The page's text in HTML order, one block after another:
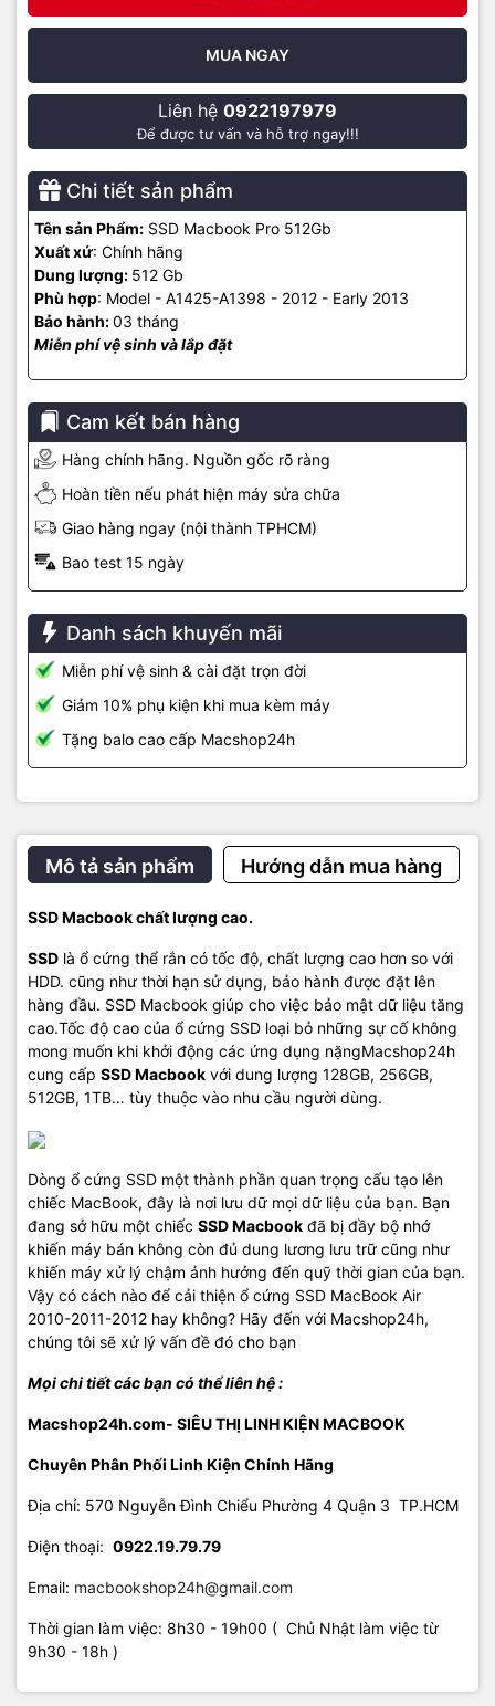
MUA NGAY
Liên hệ 0922197979
Để được tư vấn và hỗ trợ ngay!!!
Chi tiết sản phẩm
Tên sản Phẩm: SSD Macbook Pro 512Gb
Xuất xứ: Chính hãng
Dung lượng: 512 Gb
Phù hợp: Model - A1425-A1398 - 2012 - Early 2013
Bảo hành:03 tháng
Miễn phí vệ sinh và lắp đặt
Cam kết bán hàng
Hàng chính hãng. Nguồn gốc rõ ràng
Hoàn tiền nếu phát hiện máy sửa chữa
Giao hàng ngay (nội thành TPHCM)
Bao test 15 ngày
Danh sách khuyến mãi
Miễn phí vệ sinh & cài đặt trọn đời
Giảm 10% phụ kiện khi mua kèm máy
Tặng balo cao cấp Macshop24h
Mô tả sản phẩm Hướng dẫn mua hàng
SSD Macbook chất lượng cao.
SSD là ổ cứng thể rắn có tốc độ, chất lượng cao hơn so với
HDD. cũng như thời hạn sử dụng, bảo hành được đặt lên
hàng đầu. SSD Macbook giúp cho việc bảo mật dữ liệu tăng
cao.Tốc độ cao của ổ cứng SSD loại bỏ những sự cố không
mong muốn khi khởi động các ứng dụng nặngMacshop24h
cung cấp SSD Macbook với dung lượng 128GB, 256GB,
512GB, 1TB… tùy thuộc vào nhu cầu người dùng.
Dòng ổ cứng SSD một thành phần quan trọng cấu tạo lên
chiếc MacBook, đây là nơi lưu dữ mọi dữ liệu của bạn. Bạn
đang sở hữu một chiếc SSD Macbook đã bị đầy bộ nhớ
khiến máy bán không còn đủ dung lương lưu trữ cũng như
khiến máy xử lý chậm ảnh hưởng đến quỹ thời gian của bạn.
Vậy có cách nào để cải thiện ổ cứng SSD MacBook Air
2010-2011-2012 hay không? Hãy đến với Macshop24h,
chúng tôi sẽ xử lý vấn đề đó cho bạn
Mọi chi tiết các bạn có thể liên hệ :
Macshop24h.com- SIÊU THỊ LINH KIỆN MACBOOK
Chuyên Phân Phối Linh Kiện Chính Hãng
Địa chỉ: 570 Nguyễn Đình Chiểu Phường 4 Quận 3 TP.HCM
Điện thoại: 0922.19.79.79
Email: macbookshop24h@gmail.com
Thời gian làm việc: 8h30 - 19h00 ( Chủ Nhật làm việc từ
9h30 - 18h )